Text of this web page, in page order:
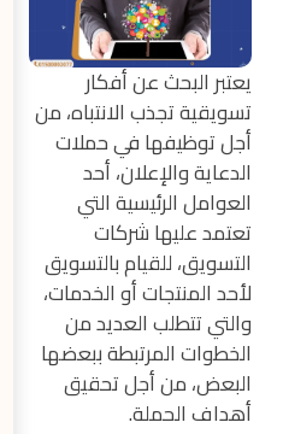
يعتبر البحث عن أفكار
تسويقية تجذب الانتباه، من
أجل توظيفها في حملات
الدعاية والإعلان، أحد
العوامل الرئيسية التي
تعتمد عليها شركات
التسويق، للقيام بالتسويق
لأحد المنتجات أو الخدمات،
والتي تتطلب العديد من
الخطوات المرتبطة ببعضها
البعض، من أجل تحقيق
أهداف الحملة.